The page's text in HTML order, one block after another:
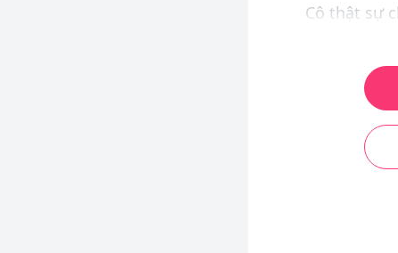
Cô thật sự